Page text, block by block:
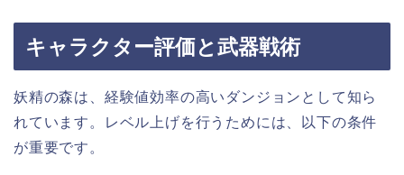
キャラクター評価と武器戦術
妖精の森は、経験値効率の高いダンジョンとして知ら
れています。レベル上げを行うためには、以下の条件
が重要です。